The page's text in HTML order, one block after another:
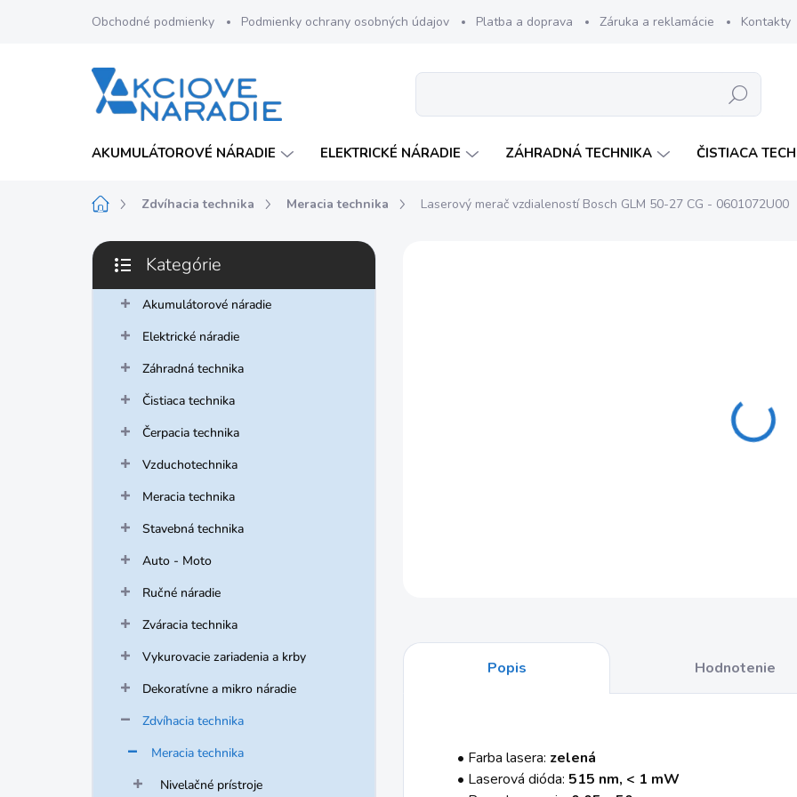
Obchodné podmienky Podmienky ochrany osobných údajov Platba a doprava Záruka a reklamácie Kontakty
Hľadať
AKUMULÁTOROVÉ NÁRADIE ELEKTRICKÉ NÁRADIE ZÁHRADNÁ TECHNIKA ČISTIACA
DomovZdvíhacia technika Meracia technika Laserový merač vzdialeností Bosch GLM 50-27 CG - 0601072U00
B
č
Preskočiť
kategórie
Kategórie
Akumulátorové náradie
Elektrické náradie
Záhradná technika
Čistiaca technika
Čerpacia technika
Vzduchotechnika
Meracia technika
Stavebná technika
Auto - Moto
Ručné náradie
Zváracia technika
Vykurovacie zariadenia a krby
Dekoratívne a mikro náradie
Zdvíhacia technika
Meracia technika
Nivelačné prístroje
Popis Hodnotenie
• Farba lasera: zelená
• Laserová dióda: 515 nm, < 1 mW